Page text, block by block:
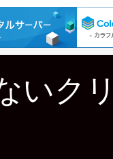
いク